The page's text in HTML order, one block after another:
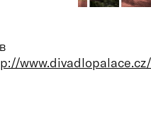
www.divadlopalace.cz/